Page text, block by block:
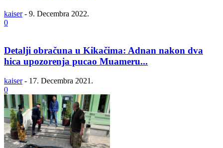
kaiser - 9. Decembra 2022.
0
Detalji obračuna u Kikačima: Adnan nakon dva
hica upozorenja pucao Muameru...
kaiser - 17. Decembra 2021.
0